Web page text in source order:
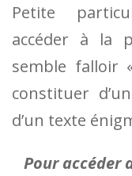
Petite
accéder à la
semble falloir
constituer
d’un texte
Pour accéder